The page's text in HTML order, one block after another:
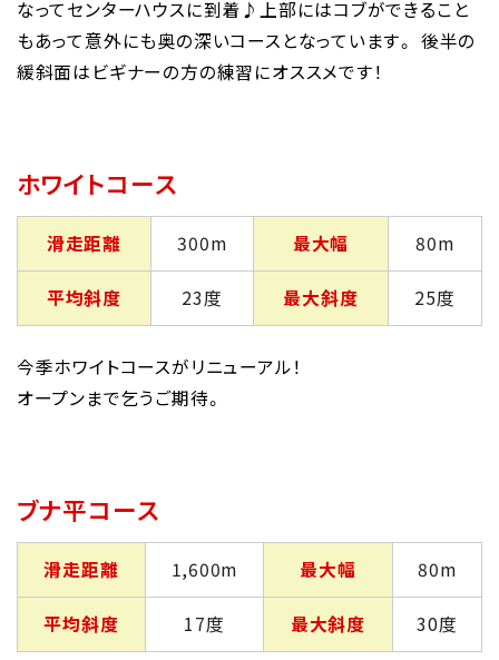
なってセンターハウスに到着♪上部にはコブができること
もあって意外にも奥の深いコースとなっています。 後半の
緩斜面はビギナーの方の練習にオススメです！
ホワイトコース
滑走距離 300m 最大幅 80m
平均斜度 23度 最大斜度 25度
今季ホワイトコースがリニューアル！
オープンまで乞うご期待。
ブナ平コース
滑走距離 1,600m 最大幅 80m
平均斜度 17度 最大斜度 30度